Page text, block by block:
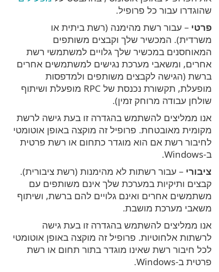
שהוגדרו עבור כל פרופיל.
פרטי – עבור רשת מהימנה (רשת ביתית או
משרדית). המכשיר שלך וקבצים משותפים
המאוחסנים במכשיר שלך גלויים למשתמשי רשת
אחרים, ומשאבי מערכת נגישים למשתמשים אחרים
ברשת (הגישה לקבצים משותפים ולמדפסות
מופעלת, תקשורת נכנסת של RPC מופעלת ושיתוף
שולחן עבודה מרוחק זמין).
אנו ממליצים להשתמש בהגדרה זו בעת גישה לרשת
מקומית מאובטחת. פרופיל זה מוקצה באופן אוטומטי
לחיבור רשת אם הוא מוגדר כתחום או רשת פרטית
ב-Windows.
ציבורי – עבור רשתות לא מהימנות (רשת ציבורית).
קבצים ותיקיות במערכת שלך אינם משותפים עם
משתמשים אחרים ואינם גלויים להם ברשת, ושיתוף
משאבי מערכת מושבת.
אנו ממליצים להשתמש בהגדרה זו בעת גישה
לרשתות אלחוטיות. פרופיל זה מוקצה באופן אוטומטי
לכל חיבור רשת שאינו מוגדר בתור תחום או רשת
פרטית ב-Windows.